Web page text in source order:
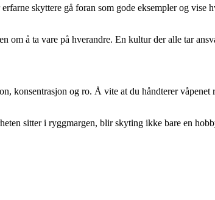
skyttere gå foran som gode eksempler og vise
å ta vare på hverandre. En kultur der alle tar
konsentrasjon og ro. Å vite at du håndterer
sitter i ryggmargen, blir skyting ikke bare en